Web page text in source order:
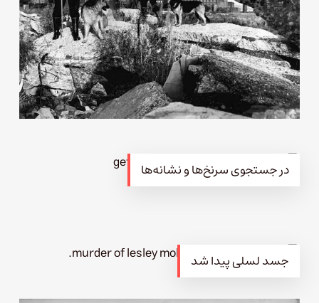
در جستجوی سرنخ‌ها و نشانه‌ها
جسد لسلی پیدا شد